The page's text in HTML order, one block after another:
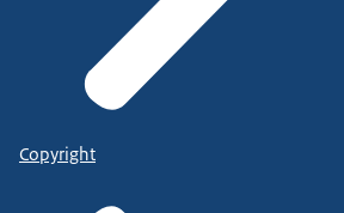
Copyright